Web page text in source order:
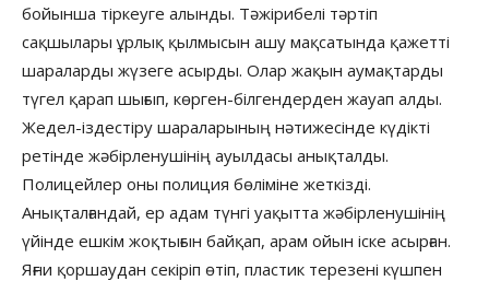
бойынша тіркеуге алынды. Тәжірибелі тәртіп
сақшылары ұрлық қылмысын ашу мақсатында қажетті
шараларды жүзеге асырды. Олар жақын аумақтарды
түгел қарап шығып, көрген-білгендерден жауап алды.
Жедел-іздестіру шараларының нәтижесінде күдікті
ретінде жәбірленушінің ауылдасы анықталды.
Полицейлер оны полиция бөліміне жеткізді.
Анықталғандай, ер адам түнгі уақытта жәбірленушінің
үйінде ешкім жоқтығын байқап, арам ойын іске асырған.
Яғни қоршаудан секіріп өтіп, пластик терезені күшпен